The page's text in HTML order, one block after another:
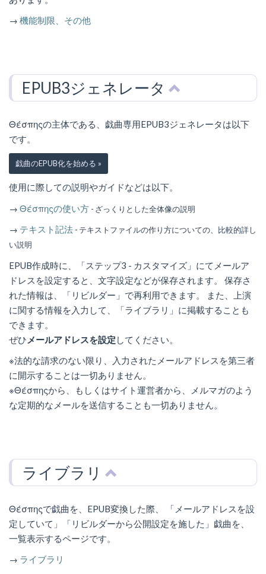
→ 機能制限、その他
EPUB3ジェネレータ
Θέσπηςの主体である、戯曲専用EPUB3ジェネレータは以下
です。
戯曲のEPUB化を始める »
使用に際しての説明やガイドなどは以下。
→ Θέσπηςの使い方 - ざっくりとした全体像の説明
→ テキスト記法 - テキストファイルの作り方についての、比較的詳し
い説明
EPUB作成時に、「ステップ3 - カスタマイズ」にてメールア
ドレスを設定すると、文字設定などが保存されます。 保存さ
れた情報は、「リビルダー」で再利用できます。 また、上演
に関する情報を入力して、「ライブラリ」に掲載することも
できます。
ぜひ メールアドレスを設定 してください。
※法的な請求のない限り、入力されたメールアドレスを第三者
に開示することは一切ありません。
※Θέσπηςから、もしくはサイト運営者から、メルマガのよう
な定期的なメールを送信することも一切ありません。
ライブラリ
Θέσπηςで戯曲を、EPUB変換した際、 「メールアドレスを設
定していて」「リビルダーから公開設定を施した」戯曲を、
一覧表示するページです。
→ ライブラリ